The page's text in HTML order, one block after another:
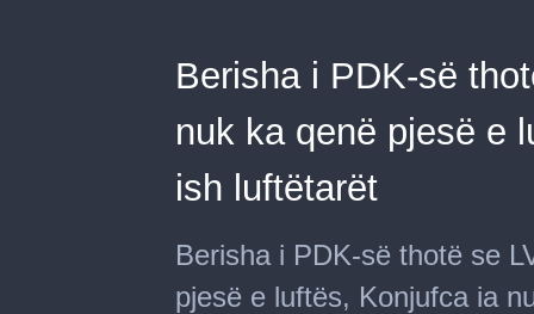
Berisha i PDK-së
nuk ka qenë pjesë e
ish luftëtarët
Berisha i PDK-së thotë se
pjesë e luftës, Konjufca ia